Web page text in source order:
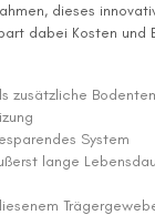
dieses
dabei Kosten und
zusätzliche
System
lange